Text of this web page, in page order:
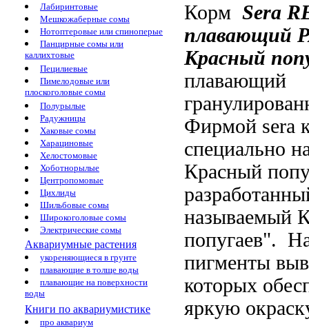
Лабиринтовые
Мешкожаберные сомы
Нотоптеровые или спиноперые
Панцирные сомы или
каллихтовые
Пецилиевые
Пимелодовые или
плоскоголовые сомы
Полурылые
Радужницы
Хаковые сомы
Харациновые
Хелостомовые
Хоботнорылые
Центропомовые
Цихлиды
Шильбовые сомы
Широкоголовые сомы
Электрические сомы
Аквариумные растения
укореняющиеся в грунте
плавающие в толще воды
плавающие на поверхности
воды
Книги по аквариумистике
про аквариум
Корм Sera
плавающий
Красный
плавающий
Фирмой sera
специально
Красный
называемый
попугаев".
пигменты
которых
яркую